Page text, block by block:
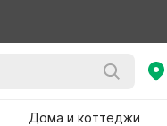
Дома и коттеджи